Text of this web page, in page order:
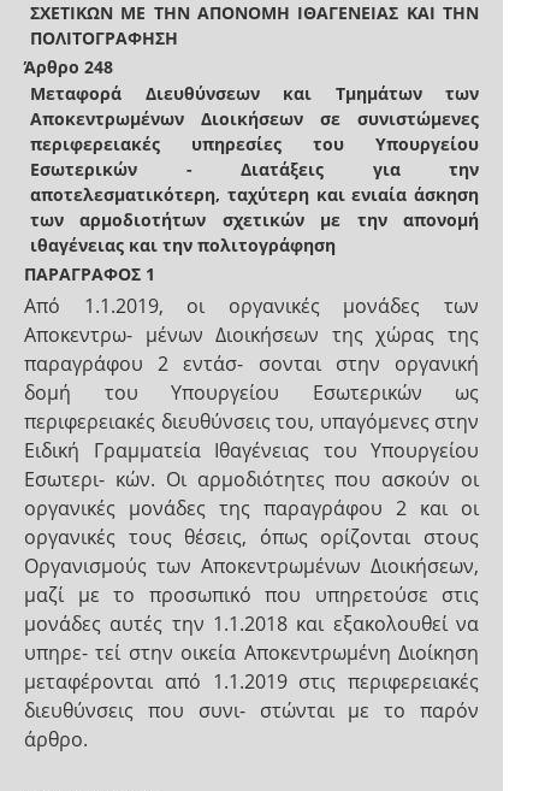
ΣΧΕΤΙΚΩΝ ΜΕ ΤΗΝ ΑΠΟΝΟΜΗ ΙΘΑΓΕΝΕΙΑΣ ΚΑΙ ΤΗΝ
ΠΟΛΙΤΟΓΡΑΦΗΣΗ
Άρθρο 248
Μεταφορά Διευθύνσεων και Τμημάτων των
Αποκεντρωμένων Διοικήσεων σε συνιστώμενες
περιφερειακές υπηρεσίες του Υπουργείου
Εσωτερικών - Διατάξεις για την
αποτελεσματικότερη, ταχύτερη και ενιαία άσκηση
των αρμοδιοτήτων σχετικών με την απονομή
ιθαγένειας και την πολιτογράφηση
ΠΑΡΑΓΡΑΦΟΣ 1
Από 1.1.2019, οι οργανικές μονάδες των
Αποκεντρω- μένων Διοικήσεων της χώρας της
παραγράφου 2 εντάσ- σονται στην οργανική
δομή του Υπουργείου Εσωτερικών ως
περιφερειακές διευθύνσεις του, υπαγόμενες στην
Ειδική Γραμματεία Ιθαγένειας του Υπουργείου
Εσωτερι- κών. Οι αρμοδιότητες που ασκούν οι
οργανικές μονάδες της παραγράφου 2 και οι
οργανικές τους θέσεις, όπως ορίζονται στους
Οργανισμούς των Αποκεντρωμένων Διοικήσεων,
μαζί με το προσωπικό που υπηρετούσε στις
μονάδες αυτές την 1.1.2018 και εξακολουθεί να
υπηρε- τεί στην οικεία Αποκεντρωμένη Διοίκηση
μεταφέρονται από 1.1.2019 στις περιφερειακές
διευθύνσεις που συνι- στώνται με το παρόν
άρθρο.